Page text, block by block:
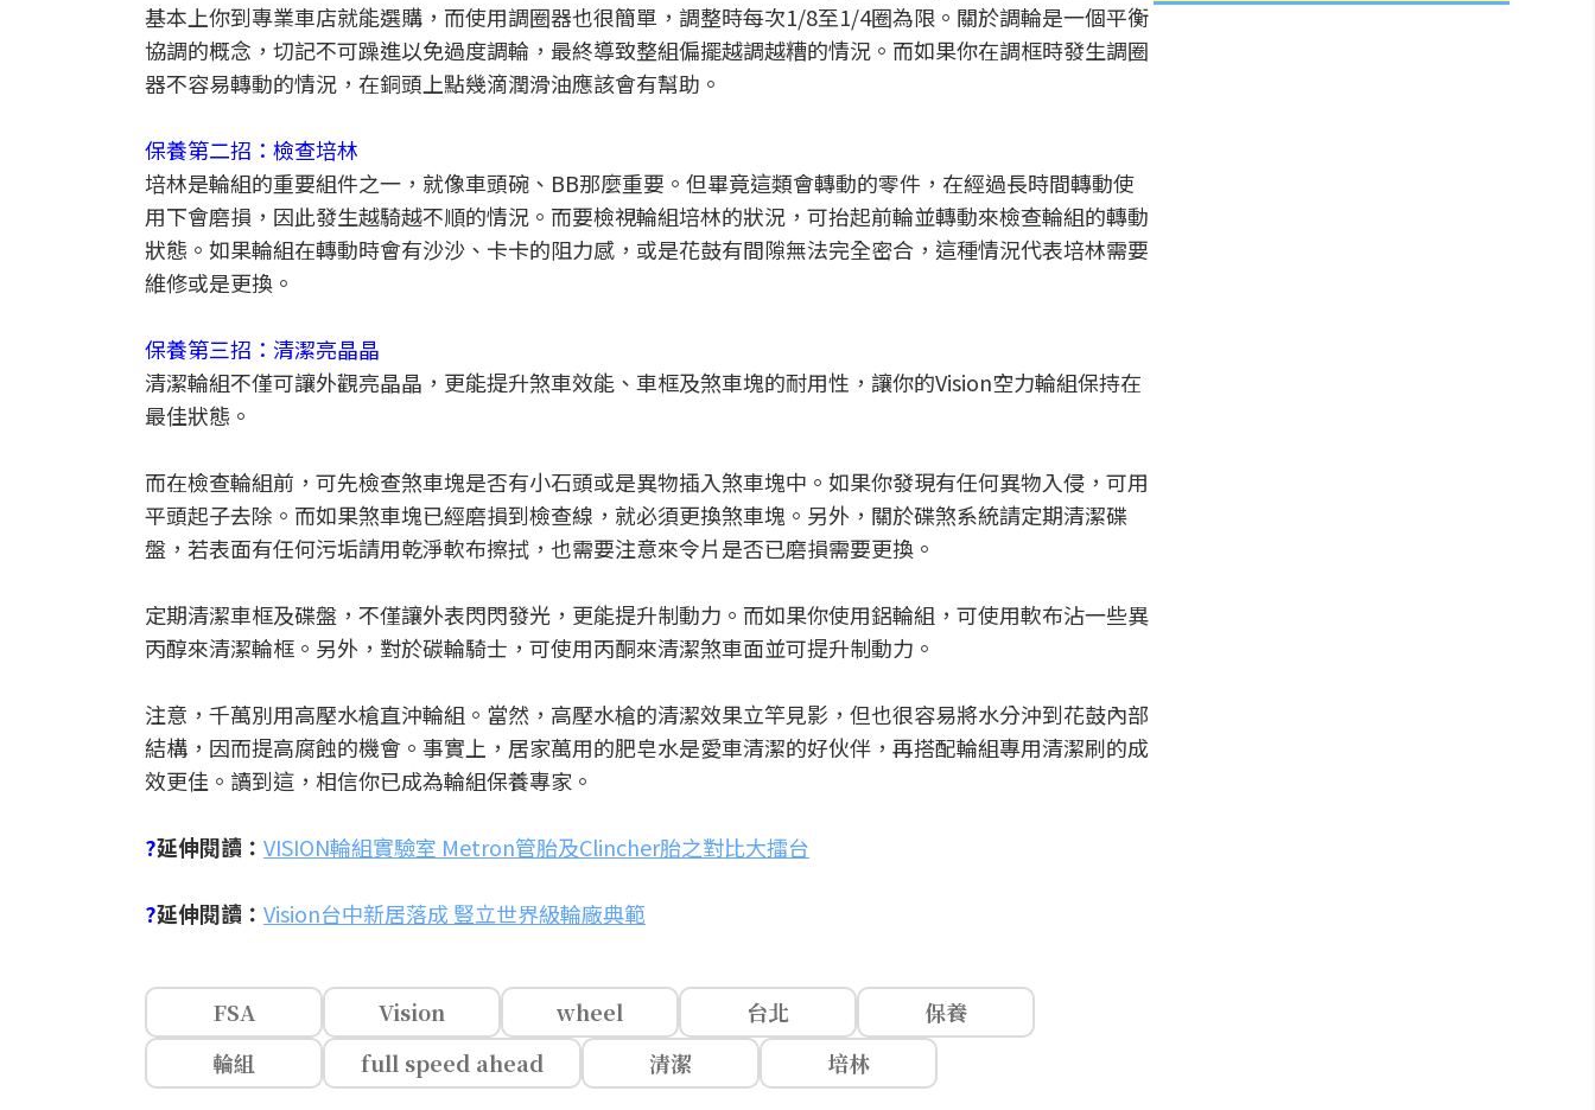
基本上你到專業車店就能選購，而使用調圈器也很簡單，調整時每次1/8至1/4圈為限。關於調輪是一個平衡
協調的概念，切記不可躁進以免過度調輪，最終導致整組偏擺越調越糟的情況。而如果你在調框時發生調圈
器不容易轉動的情況，在銅頭上點幾滴潤滑油應該會有幫助。
保養第二招：檢查培林
培林是輪組的重要組件之一，就像車頭碗、BB那麼重要。但畢竟這類會轉動的零件，在經過長時間轉動使
用下會磨損，因此發生越騎越不順的情況。而要檢視輪組培林的狀況，可抬起前輪並轉動來檢查輪組的轉動
狀態。如果輪組在轉動時會有沙沙、卡卡的阻力感，或是花鼓有間隙無法完全密合，這種情況代表培林需要
維修或是更換。
保養第三招：清潔亮晶晶
清潔輪組不僅可讓外觀亮晶晶，更能提升煞車效能、車框及煞車塊的耐用性，讓你的Vision空力輪組保持在
最佳狀態。
而在檢查輪組前，可先檢查煞車塊是否有小石頭或是異物插入煞車塊中。如果你發現有任何異物入侵，可用
平頭起子去除。而如果煞車塊已經磨損到檢查線，就必須更換煞車塊。另外，關於碟煞系統請定期清潔碟
盤，若表面有任何污垢請用乾淨軟布擦拭，也需要注意來令片是否已磨損需要更換。
定期清潔車框及碟盤，不僅讓外表閃閃發光，更能提升制動力。而如果你使用鋁輪組，可使用軟布沾一些異
丙醇來清潔輪框。另外，對於碳輪騎士，可使用丙酮來清潔煞車面並可提升制動力。
注意，千萬別用高壓水槍直沖輪組。當然，高壓水槍的清潔效果立竿見影，但也很容易將水分沖到花鼓內部
結構，因而提高腐蝕的機會。事實上，居家萬用的肥皂水是愛車清潔的好伙伴，再搭配輪組專用清潔刷的成
效更佳。讀到這，相信你已成為輪組保養專家。
?延伸閱讀： VISION輪組實驗室 Metron管胎及Clincher胎之對比大擂台
?延伸閱讀： Vision台中新居落成 豎立世界級輪廠典範
FSA Vision wheel 台北
保養
輪組
full speed ahead 清潔 培林